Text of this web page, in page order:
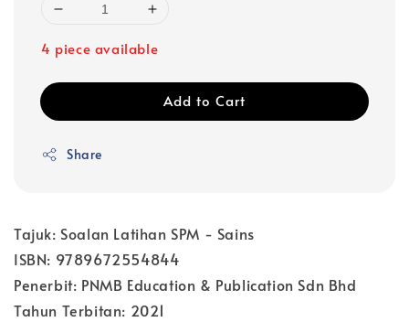
4 piece available
Add to Cart
Share
Tajuk: Soalan Latihan SPM - Sains
ISBN: 9789672554844
Penerbit: PNMB Education & Publication Sdn Bhd
Tahun Terbitan: 2021